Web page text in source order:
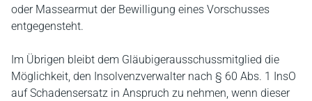
oder Massearmut der Bewilligung eines Vorschusses
entgegensteht.
Im Übrigen bleibt dem Gläubigerausschussmitglied die
Möglichkeit, den Insolvenzverwalter nach § 60 Abs. 1 InsO
auf Schadensersatz in Anspruch zu nehmen, wenn dieser